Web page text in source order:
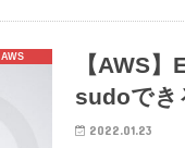
AWS
【AWS
sudoでき
2022.01.23